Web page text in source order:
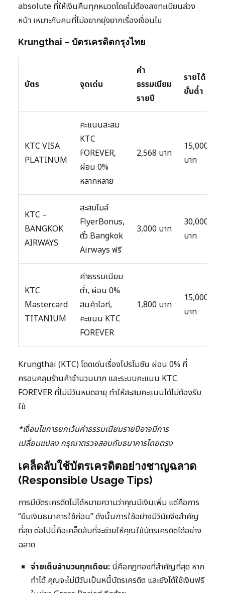
absolute ที่ให้เงินคืนทุกหมวดโดยไม่ต้องลงทะเบียนล่วง
หน้า เหมาะกับคนที่ไม่อยากยุ่งยากเรื่องเงื่อนไข
Krungthai – บัตรเครดิตกรุงไทย
บัตร จุดเด่น
ค่า
ธรรมเนียม
รายปี
รายได้
ขั้นต่ำ
KTC VISA
PLATINUM
คะแนนสะสม
KTC
FOREVER,
ผ่อน 0%
หลากหลาย
2,568 บาท
15,000
บาท
KTC –
BANGKOK
AIRWAYS
สะสมไมล์
FlyerBonus,
ตั๋ว Bangkok
Airways ฟรี
3,000 บาท
30,000
บาท
KTC
Mastercard
TITANIUM
ค่าธรรมเนียม
ต่ำ, ผ่อน 0%
สินค้าไอที,
คะแนน KTC
FOREVER
1,800 บาท
15,000
บาท
Krungthai (KTC) โดดเด่นเรื่องโปรโมชัน ผ่อน 0% ที่
ครอบคลุมร้านค้าจำนวนมาก และระบบคะแนน KTC
FOREVER ที่ไม่มีวันหมดอายุ ทำให้สะสมคะแนนได้ไม่ต้องรีบ
ใช้
*เงื่อนไขการยกเว้นค่าธรรมเนียมรายปีอาจมีการ
เปลี่ยนแปลง กรุณาตรวจสอบกับธนาคารโดยตรง
เคล็ดลับใช้บัตรเครดิตอย่างชาญฉลาด
(Responsible Usage Tips)
การมีบัตรเครดิตไม่ได้หมายความว่าคุณมีเงินเพิ่ม แต่คือการ
“ยืมเงินธนาคารใช้ก่อน” ดังนั้นการใช้อย่างมีวินัยจึงสำคัญ
ที่สุด ต่อไปนี้คือเคล็ดลับที่จะช่วยให้คุณใช้บัตรเครดิตได้อย่าง
ฉลาด
จ่ายเต็มจำนวนทุกเดือน: นี่คือกฎทองที่สำคัญที่สุด หาก
ทำได้ คุณจะไม่มีวันเป็นหนี้บัตรเครดิต และยังได้ใช้เงินฟรี